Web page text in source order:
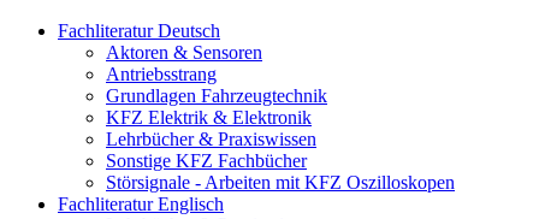
Fachliteratur Deutsch
Aktoren & Sensoren
Antriebsstrang
Grundlagen Fahrzeugtechnik
KFZ Elektrik & Elektronik
Lehrbücher & Praxiswissen
Sonstige KFZ Fachbücher
Störsignale - Arbeiten mit KFZ Oszilloskopen
Fachliteratur Englisch